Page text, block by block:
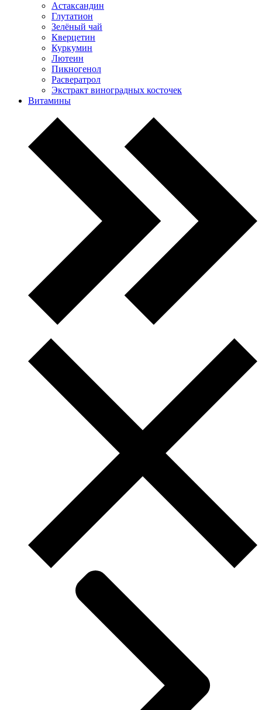
Астаксандин
Глутатион
Зелёный чай
Кверцетин
Куркумин
Лютеин
Пикногенол
Расвератрол
Экстракт виноградных косточек
Витамины